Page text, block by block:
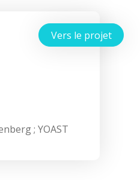
; YOAST
Vers le projet